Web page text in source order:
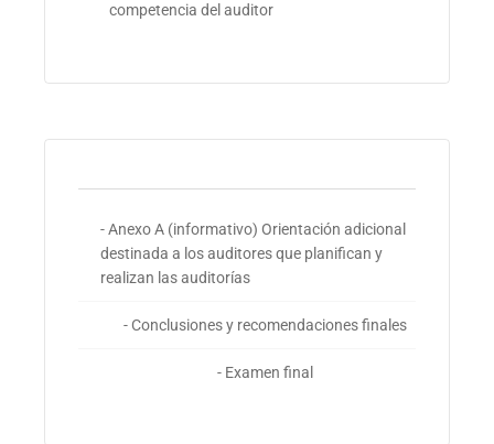
competencia del auditor
- Anexo A (informativo) Orientación adicional
destinada a los auditores que planifican y
realizan las auditorías
- Conclusiones y recomendaciones finales
- Examen final